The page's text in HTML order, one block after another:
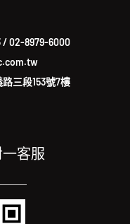
/02-8979-6000
三段153號7樓
客服